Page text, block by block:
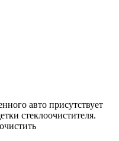
авто присутствует
стеклоочистителя.